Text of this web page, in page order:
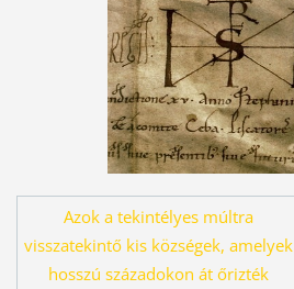
Azok a tekintélyes múltra
visszatekintő kis községek, amelyek
hosszú századokon át őrizték